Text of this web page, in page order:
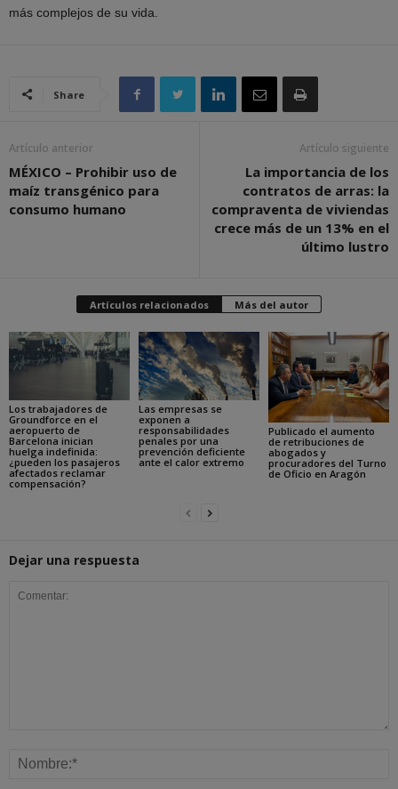
más complejos de su vida.
Share
Artículo anterior
MÉXICO – Prohibir uso de
maíz transgénico para
consumo humano
Artículo siguiente
La importancia de los
contratos de arras: la
compraventa de viviendas
crece más de un 13% en el
último lustro
Artículos relacionados Más del autor
Los trabajadores de
Groundforce en el
aeropuerto de
Barcelona inician
huelga indefinida:
¿pueden los pasajeros
afectados reclamar
compensación?
Las empresas se
exponen a
responsabilidades
penales por una
prevención deficiente
ante el calor extremo
Publicado el aumento
de retribuciones de
abogados y
procuradores del Turno
de Oficio en Aragón
Dejar una respuesta